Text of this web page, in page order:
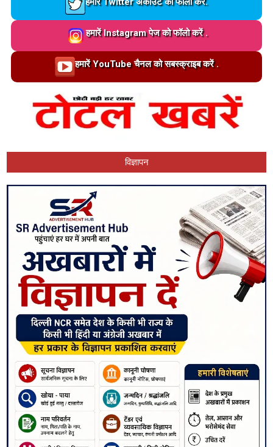
Loading…
हमारें Instagram पेज को फॉलो करें .
Loading…
हमारें YouTube चैनल को सबस्क्राइब करें .
विज्ञापन